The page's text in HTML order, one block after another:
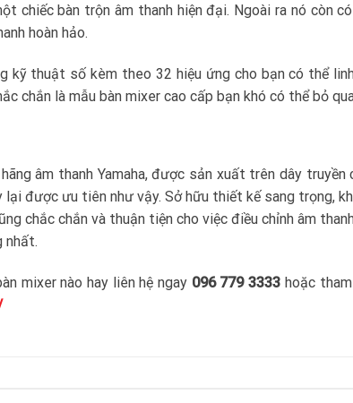
chiếc bàn trộn âm thanh hiện đại. Ngoài ra nó còn
hoàn hảo.
kỹ thuật số kèm theo 32 hiệu ứng cho bạn có thể
chắn là mẫu bàn mixer cao cấp bạn khó có thể bỏ
âm thanh Yamaha, được sản xuất trên dây truyền
lại được ưu tiên như vậy. Sở hữu thiết kế sang trọng,
chắc chắn và thuận tiện cho việc điều chỉnh âm
nhất.
mixer nào hay liên hệ ngay 096 779 3333 hoặc